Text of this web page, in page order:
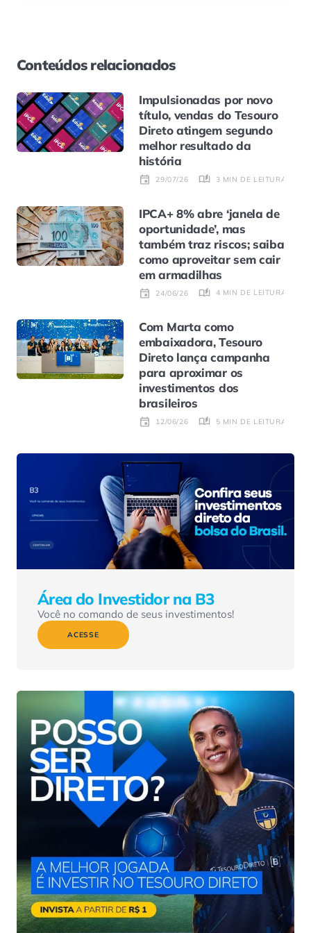
Conteúdos relacionados
Impulsionadas por novo
título, vendas do Tesouro
Direto atingem segundo
melhor resultado da
história
29/07/26 3 MIN DE LEITURA
IPCA+ 8% abre ‘janela de
oportunidade’, mas
também traz riscos; saiba
como aproveitar sem cair
em armadilhas
24/06/26 4 MIN DE LEITURA
Com Marta como
embaixadora, Tesouro
Direto lança campanha
para aproximar os
investimentos dos
brasileiros
12/06/26 5 MIN DE LEITURA
Área do Investidor na B3
Você no comando de seus investimentos!
ACESSE